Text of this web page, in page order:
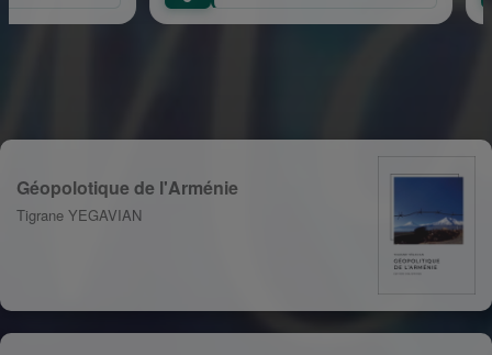
Géopolotique de l'Arménie
Tigrane YEGAVIAN